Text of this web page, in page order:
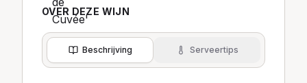
OVER DEZE WIJN
Beschrijving Serveertips